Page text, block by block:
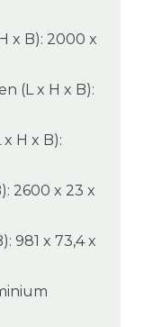
x B): 2000 x
(L x H x B):
H x B):
2600 x 23 x
981 x 73,4 x